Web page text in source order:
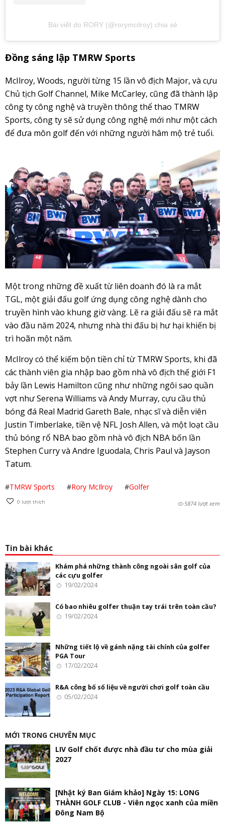
Bài viết do RORY (@rorymcilroy) chia sẻ
Đồng sáng lập TMRW Sports
McIlroy, Woods, người từng 15 lần vô địch Major, và cựu
Chủ tịch Golf Channel, Mike McCarley, cũng đã thành lập
công ty công nghệ và truyền thông thể thao TMRW
Sports, công ty sẽ sử dụng công nghệ mới như một cách
để đưa môn golf đến với những người hâm mộ trẻ tuổi.
Một trong những đề xuất từ ​​liên doanh đó là ra mắt
TGL, một giải đấu golf ứng dụng công nghệ dành cho
truyền hình vào khung giờ vàng. Lẽ ra giải đấu sẽ ra mắt
vào đầu năm 2024, nhưng nhà thi đấu bị hư hại khiến bị
trì hoãn một năm.
McIlroy có thể kiếm bộn tiền chỉ từ TMRW Sports, khi đã
các thành viên gia nhập bao gồm nhà vô địch thế giới F1
bảy lần Lewis Hamilton cũng như những ngôi sao quần
vợt như Serena Williams và Andy Murray, cựu cầu thủ
bóng đá Real Madrid Gareth Bale, nhạc sĩ và diễn viên
Justin Timberlake, tiền vệ NFL Josh Allen, và một loạt cầu
thủ bóng rổ NBA bao gồm nhà vô địch NBA bốn lần
Stephen Curry và Andre Iguodala, Chris Paul và Jayson
Tatum.
#TMRW Sports #Rory McIlroy #Golfer
0 lượt thích 5874 lượt xem
Tin bài khác
Khám phá những thành công ngoài sân golf của
các cựu golfer
19/02/2024
Có bao nhiêu golfer thuận tay trái trên toàn cầu?
19/02/2024
Những tiết lộ về gánh nặng tài chính của golfer
PGA Tour
17/02/2024
R&A công bố số liệu về người chơi golf toàn cầu
05/02/2024
MỚI TRONG CHUYÊN MỤC
LIV Golf chốt được nhà đầu tư cho mùa giải
2027
[Nhật ký Ban Giám khảo] Ngày 15: LONG
THÀNH GOLF CLUB - Viên ngọc xanh của miền
Đông Nam Bộ